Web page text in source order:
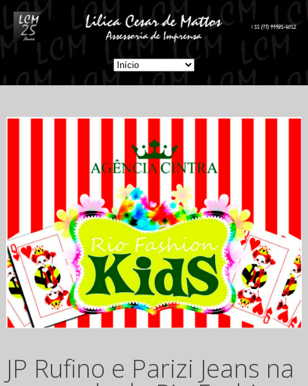
JP Rufino e Parizi Jeans na